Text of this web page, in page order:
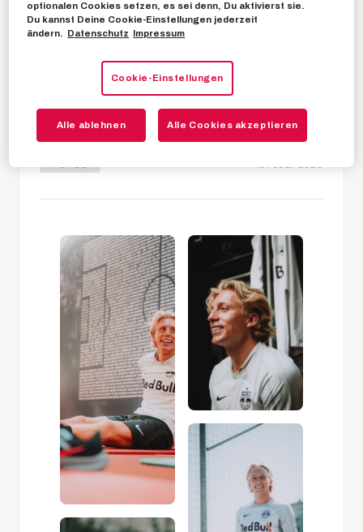
Unser Neuzugang hat das Training bei uns
Exklusive Einblicke seiner ersten 48 Stunden in
FOTOS 18. JULI 2023
optionalen Cookies setzen, es sei denn, Du aktivierst sie.
Du kannst Deine Cookie-Einstellungen jederzeit
ändern. Datenschutz Impressum
Cookie-Einstellungen
Alle ablehnen Alle Cookies akzeptieren